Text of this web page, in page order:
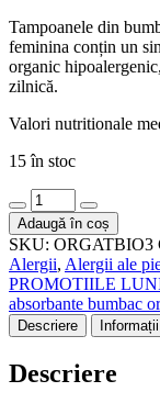
Tampoanele din
feminina conțin un
organic
zilnică.
Valori nutritionale
15 în stoc
Cantitate
Tampoane
Organyc
SUPER
din
bumbac
organic,
cu
16
Adaugă în coș
SKU: ORGATBIO3
Alergii, Alergii ale
PROMOTIILE
absorbante bumbac
Descriere
Descriere